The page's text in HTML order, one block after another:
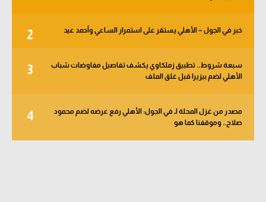
2 خبر في الجول – الأهلي يستقر على استمرار الساعي وأحمد عيد
3
سبعة شروط.. تطبيق زملكاوي يكشف تفاصيل مفاوضات شباب
الأهلي لضم بيزيرا قبل غلق الملف
4
مصدر من غزل المحلة لـ في الجول: الأهلي رفع عرضه لضم محمود
صلاح.. وموقفنا كما هو